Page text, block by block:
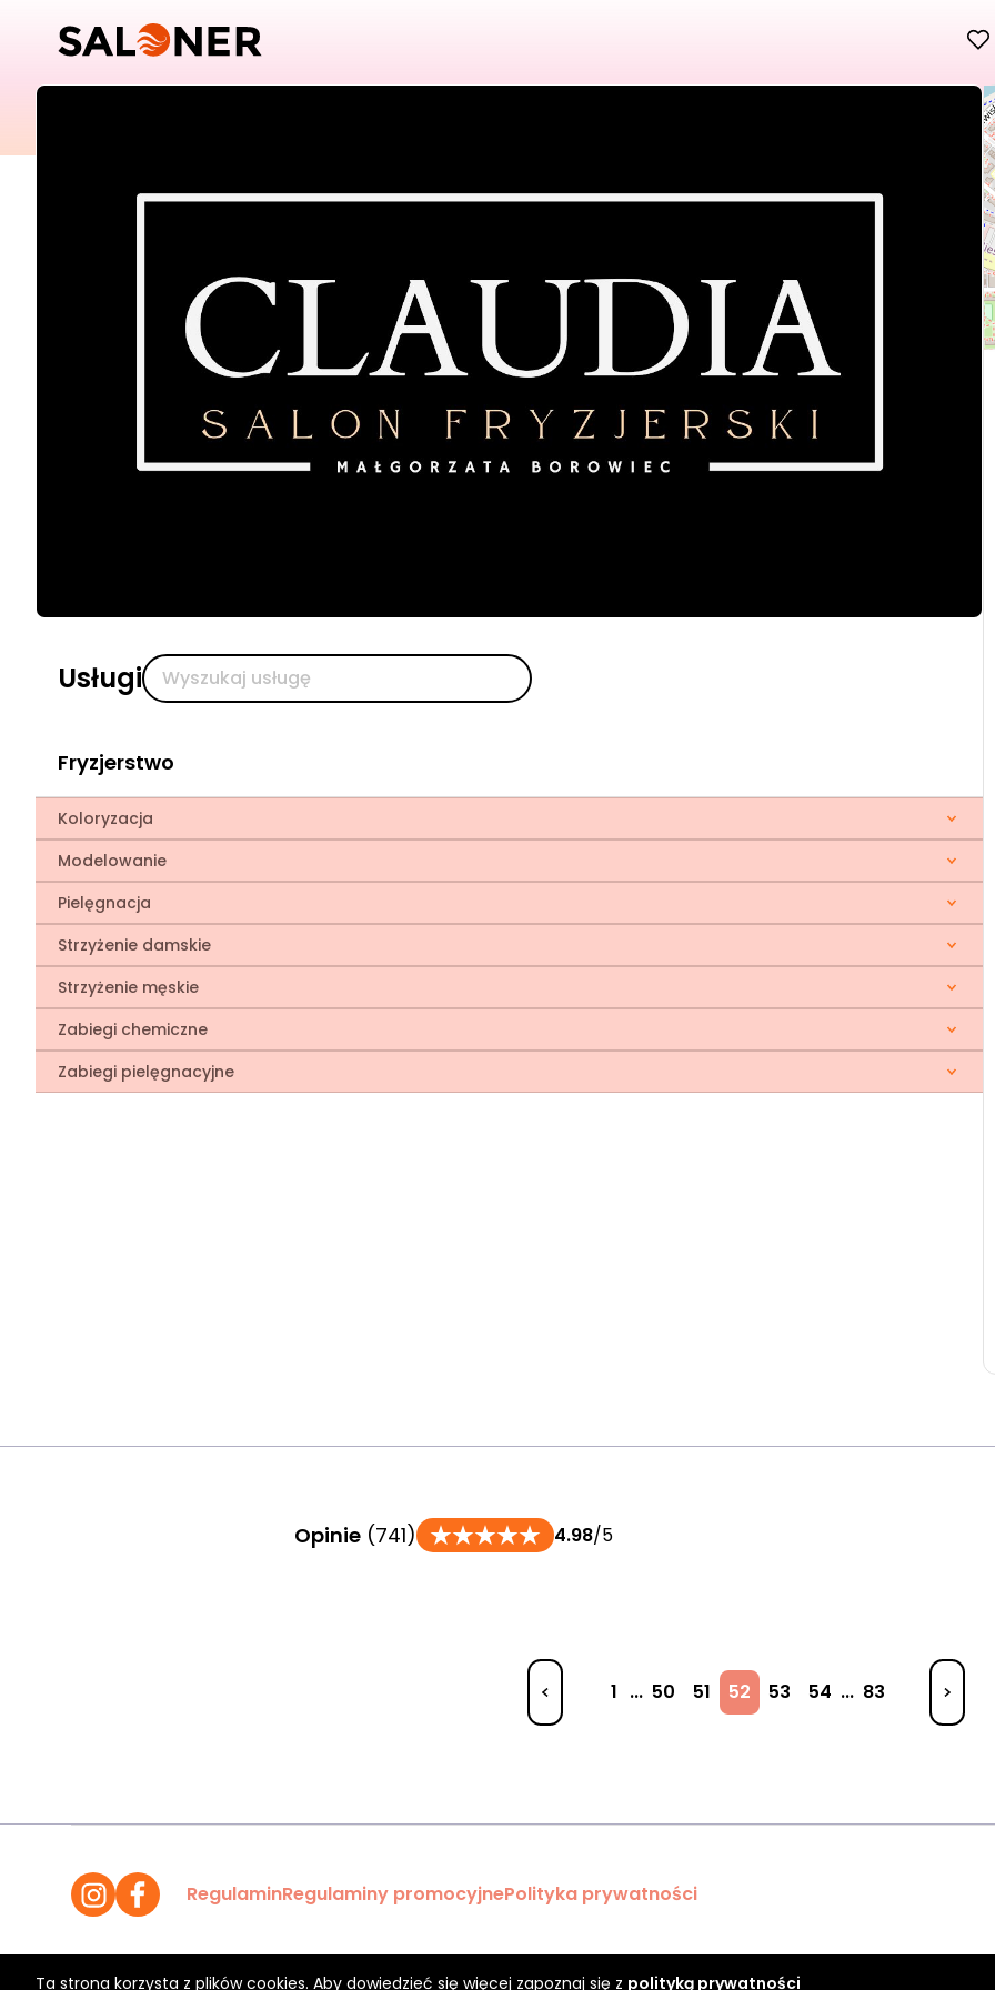
Usługi
Fryzjerstwo
Koloryzacja
Modelowanie
Pielęgnacja
Strzyżenie damskie
Strzyżenie męskie
Zabiegi chemiczne
Zabiegi pielęgnacyjne
Opinie (741) 4.98/5
1 ... 50 51 52 53 54 ... 83
Ta strona korzysta z plików cookies. Aby dowiedzieć się więcej zapoznaj się z polityką prywatności
RegulaminRegulaminy promocyjnePolityka prywatności